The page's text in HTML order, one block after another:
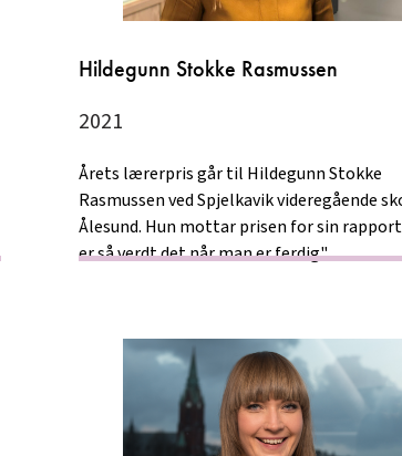
Hildegunn Stokke Rasmussen
2021
Årets lærerpris går til Hildegunn Stokke
Rasmussen ved Spjelkavik videregående
Ålesund. Hun mottar prisen for sin
er så verdt det når man er ferdig".